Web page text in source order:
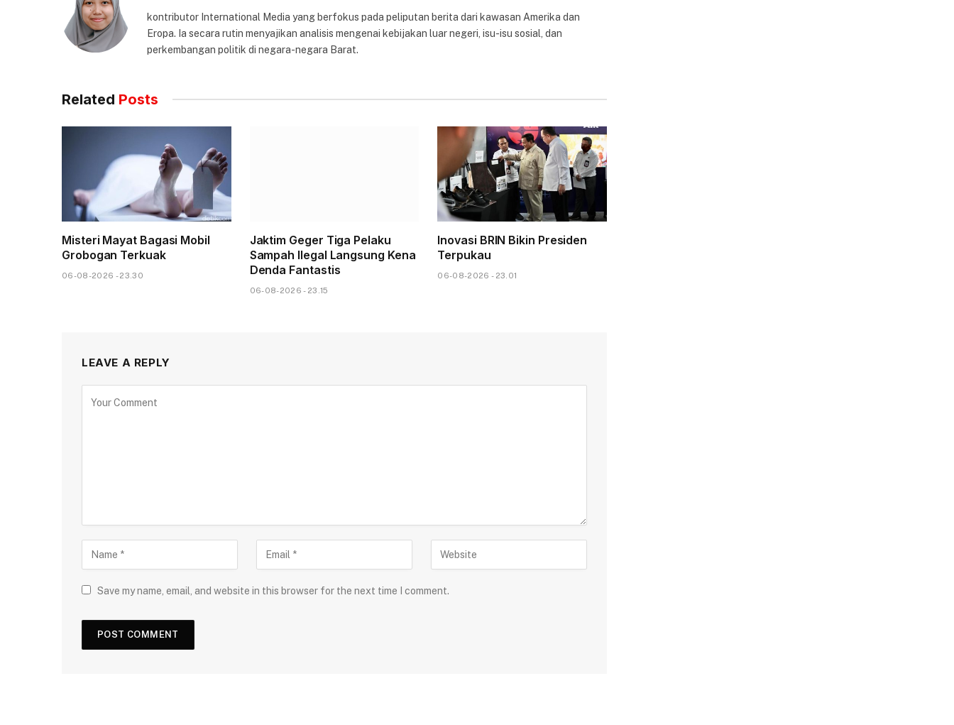
kontributor International Media yang berfokus pada peliputan berita dari kawasan Amerika dan
Eropa. Ia secara rutin menyajikan analisis mengenai kebijakan luar negeri, isu-isu sosial, dan
perkembangan politik di negara-negara Barat.
Related Posts
Misteri Mayat Bagasi Mobil
Grobogan Terkuak
06-08-2026 - 23.30
Jaktim Geger Tiga Pelaku
Sampah Ilegal Langsung Kena
Denda Fantastis
06-08-2026 - 23.15
Inovasi BRIN Bikin Presiden
Terpukau
06-08-2026 - 23.01
LEAVE A REPLY
Save my name, email, and website in this browser for the next time I comment.